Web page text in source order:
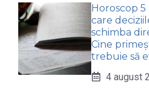
Horoscop
care
schimba
Cine
trebuie să
4 august